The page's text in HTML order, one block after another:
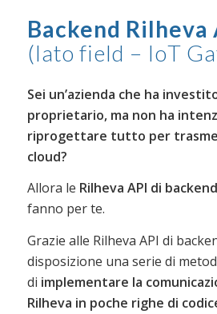
Backend Rilheva
(lato field – IoT
Sei un’azienda che ha
proprietario, ma non ha
riprogettare tutto per
cloud?
Allora le Rilheva API di backend
fanno per te.
Grazie alle Rilheva API di
disposizione una serie di
di implementare la
Rilheva in poche righe di